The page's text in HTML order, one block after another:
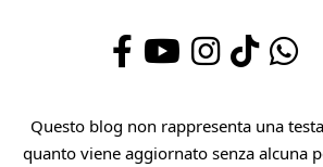
Questo blog non rappresenta una
quanto viene aggiornato senza alcuna